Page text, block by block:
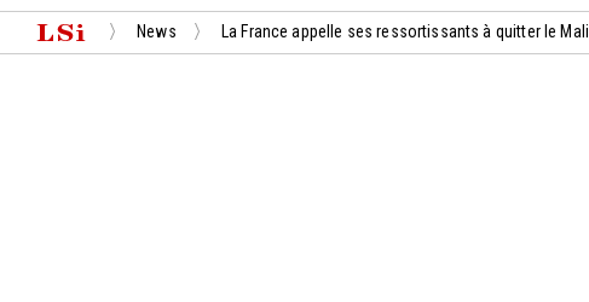
News La France appelle ses ressortissants à quitter le Mali